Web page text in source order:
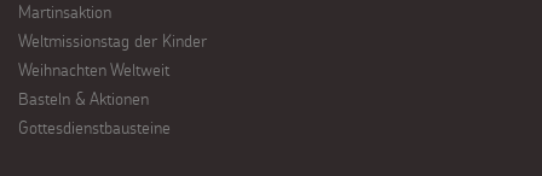
Martinsaktion
Weltmissionstag der Kinder
Weihnachten Weltweit
Basteln & Aktionen
Gottesdienstbausteine